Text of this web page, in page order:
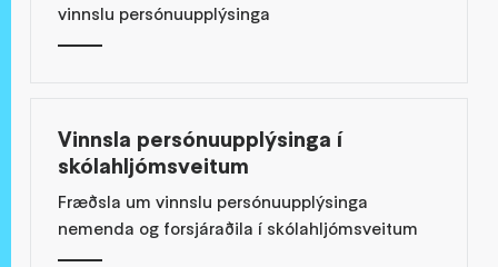
vinnslu persónuupplýsinga
Vinnsla persónuupplýsinga í
skólahljómsveitum
Fræðsla um vinnslu persónuupplýsinga
nemenda og forsjáraðila í skólahljómsveitum